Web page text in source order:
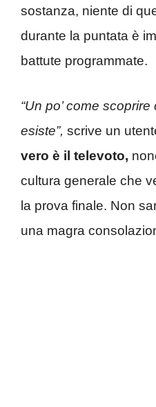
sostanza, niente di
durante la puntata è
battute programmate.
“Un po’ come
esiste”, scrive un
vero è il televoto,
cultura generale che
la prova finale. Non
una magra